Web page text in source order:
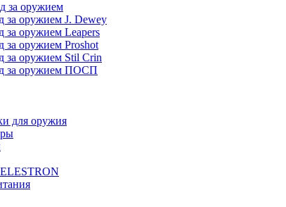
за оружием
за оружием J. Dewey
за оружием Leapers
за оружием Proshot
за оружием Stil Crin
за оружием ПОСП
для оружия